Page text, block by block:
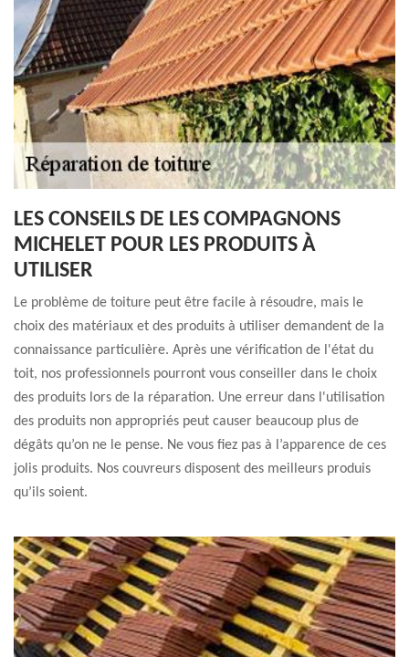
LES CONSEILS DE LES COMPAGNONS
MICHELET POUR LES PRODUITS À
UTILISER
Le problème de toiture peut être facile à résoudre, mais le
choix des matériaux et des produits à utiliser demandent de la
connaissance particulière. Après une vérification de l'état du
toit, nos professionnels pourront vous conseiller dans le choix
des produits lors de la réparation. Une erreur dans l'utilisation
des produits non appropriés peut causer beaucoup plus de
dégâts qu’on ne le pense. Ne vous fiez pas à l’apparence de ces
jolis produits. Nos couvreurs disposent des meilleurs produis
qu’ils soient.